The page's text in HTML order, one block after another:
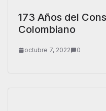
173 Años del
Colombiano
octubre 7, 2022 0